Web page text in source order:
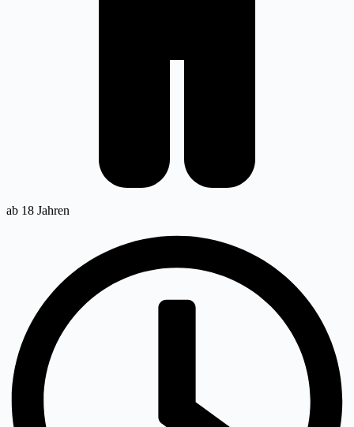
ab 18 Jahren